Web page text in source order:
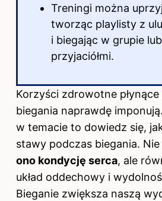
Treningi można
tworząc playlisty z
i biegając w grupie
przyjaciółmi.
Korzyści zdrowotne
biegania naprawdę
w temacie to dowiedz się,
stawy podczas biegania.
ono kondycję serca, ale
układ oddechowy i
Bieganie zwiększa naszą